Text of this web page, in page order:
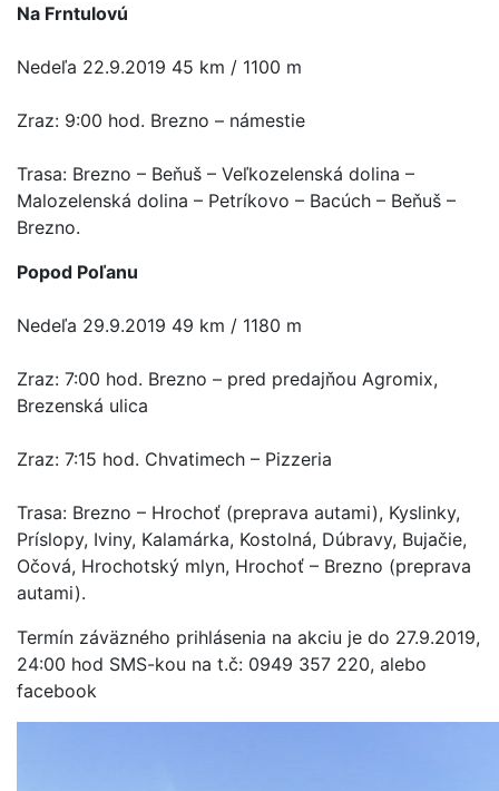
Na Frntulovú
Nedeľa 22.9.2019 45 km / 1100 m
Zraz: 9:00 hod. Brezno – námestie
Trasa: Brezno – Beňuš – Veľkozelenská dolina –
Malozelenská dolina – Petríkovo – Bacúch – Beňuš –
Brezno.
Popod Poľanu
Nedeľa 29.9.2019 49 km / 1180 m
Zraz: 7:00 hod. Brezno – pred predajňou Agromix,
Brezenská ulica
Zraz: 7:15 hod. Chvatimech – Pizzeria
Trasa: Brezno – Hrochoť (preprava autami), Kyslinky,
Príslopy, Iviny, Kalamárka, Kostolná, Dúbravy, Bujačie,
Očová, Hrochotský mlyn, Hrochoť – Brezno (preprava
autami).
Termín záväzného prihlásenia na akciu je do 27.9.2019,
24:00 hod SMS-kou na t.č: 0949 357 220, alebo
facebook